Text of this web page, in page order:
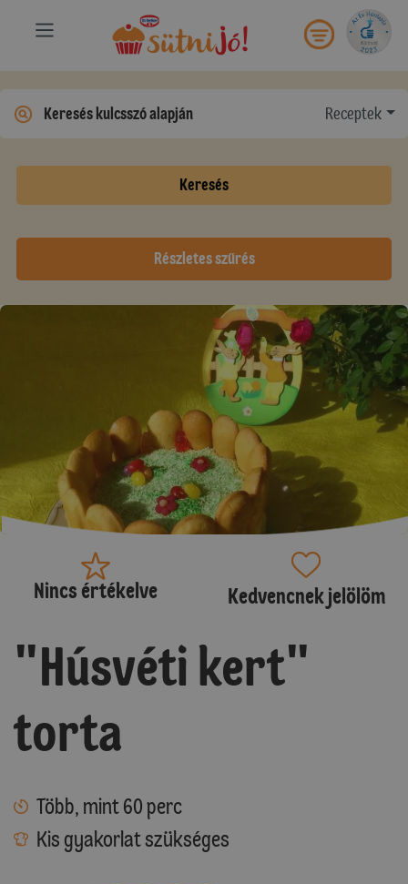
Receptek
Keresés
Részletes szűrés
Nincs értékelve Kedvencnek jelölöm
"Húsvéti kert"
torta
Több, mint 60 perc
Kis gyakorlat szükséges